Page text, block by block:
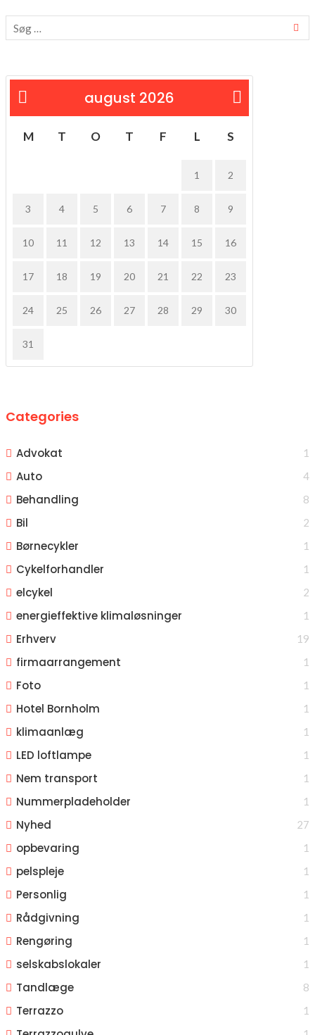
august 2026
M T O T F L S
1 2
3 4 5 6 7 8 9
10 11 12 13 14 15 16
17 18 19 20 21 22 23
24 25 26 27 28 29 30
31
Categories
Advokat 1
Auto 4
Behandling 8
Bil 2
Børnecykler 1
Cykelforhandler 1
elcykel 2
energieffektive klimaløsninger 1
Erhverv 19
firmaarrangement 1
Foto 1
Hotel Bornholm 1
klimaanlæg 1
LED loftlampe 1
Nem transport 1
Nummerpladeholder 1
Nyhed 27
opbevaring 1
pelspleje 1
Personlig 1
Rådgivning 1
Rengøring 1
selskabslokaler 1
Tandlæge 8
Terrazzo 1